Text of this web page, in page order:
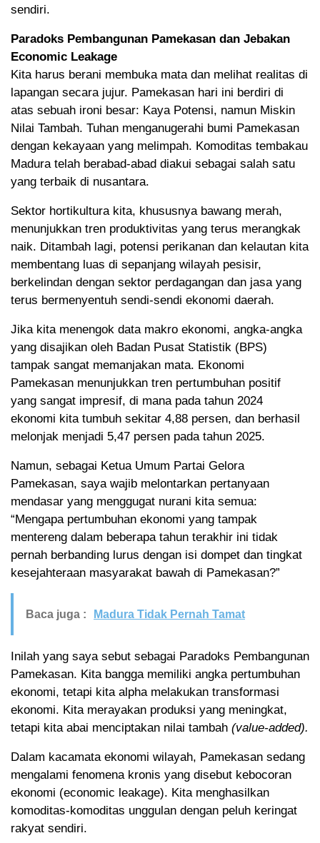
sendiri.
Paradoks Pembangunan Pamekasan dan Jebakan
Economic Leakage
Kita harus berani membuka mata dan melihat realitas di
lapangan secara jujur. Pamekasan hari ini berdiri di
atas sebuah ironi besar: Kaya Potensi, namun Miskin
Nilai Tambah. Tuhan menganugerahi bumi Pamekasan
dengan kekayaan yang melimpah. Komoditas tembakau
Madura telah berabad-abad diakui sebagai salah satu
yang terbaik di nusantara.
Sektor hortikultura kita, khususnya bawang merah,
menunjukkan tren produktivitas yang terus merangkak
naik. Ditambah lagi, potensi perikanan dan kelautan kita
membentang luas di sepanjang wilayah pesisir,
berkelindan dengan sektor perdagangan dan jasa yang
terus bermenyentuh sendi-sendi ekonomi daerah.
Jika kita menengok data makro ekonomi, angka-angka
yang disajikan oleh Badan Pusat Statistik (BPS)
tampak sangat memanjakan mata. Ekonomi
Pamekasan menunjukkan tren pertumbuhan positif
yang sangat impresif, di mana pada tahun 2024
ekonomi kita tumbuh sekitar 4,88 persen, dan berhasil
melonjak menjadi 5,47 persen pada tahun 2025.
Namun, sebagai Ketua Umum Partai Gelora
Pamekasan, saya wajib melontarkan pertanyaan
mendasar yang menggugat nurani kita semua:
“Mengapa pertumbuhan ekonomi yang tampak
mentereng dalam beberapa tahun terakhir ini tidak
pernah berbanding lurus dengan isi dompet dan tingkat
kesejahteraan masyarakat bawah di Pamekasan?”
Baca juga : Madura Tidak Pernah Tamat
Inilah yang saya sebut sebagai Paradoks Pembangunan
Pamekasan. Kita bangga memiliki angka pertumbuhan
ekonomi, tetapi kita alpha melakukan transformasi
ekonomi. Kita merayakan produksi yang meningkat,
tetapi kita abai menciptakan nilai tambah (value-added).
Dalam kacamata ekonomi wilayah, Pamekasan sedang
mengalami fenomena kronis yang disebut kebocoran
ekonomi (economic leakage). Kita menghasilkan
komoditas-komoditas unggulan dengan peluh keringat
rakyat sendiri.